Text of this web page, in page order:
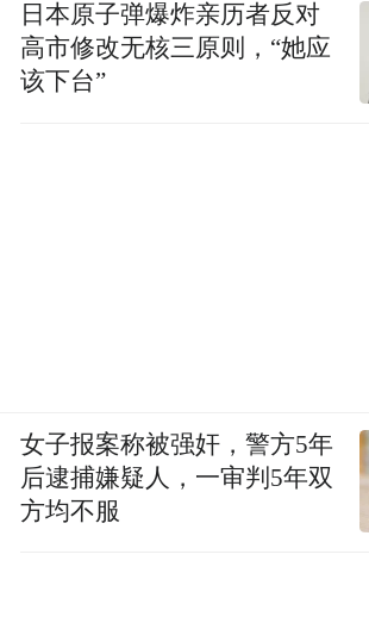
日本原子弹爆炸亲历者反对
高市修改无核三原则，“她应
该下台”
女子报案称被强奸，警方5年
后逮捕嫌疑人，一审判5年双
方均不服